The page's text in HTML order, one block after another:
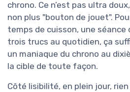
chrono. Ce n’est pas ultra
non plus "bouton de jouet".
temps de cuisson, une séance
trois trucs au quotidien, ça
un maniaque du chrono au
la cible de toute façon.
Côté lisibilité, en plein jour,